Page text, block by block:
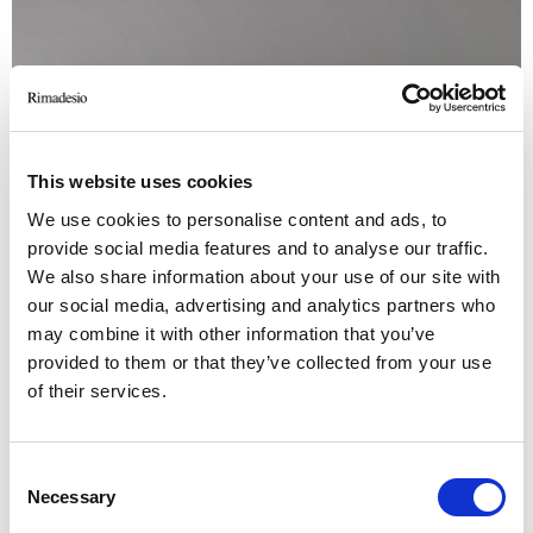
This website uses cookies
We use cookies to personalise content and ads, to
provide social media features and to analyse our traffic.
We also share information about your use of our site with
our social media, advertising and analytics partners who
may combine it with other information that you’ve
provided to them or that they’ve collected from your use
of their services.
Selection
Necessary
1. Структура, цвет 13 nero, топ 102 nero opaco 2. Структура, цвет
53 bianco neve, топ 95 bianco neve opaco